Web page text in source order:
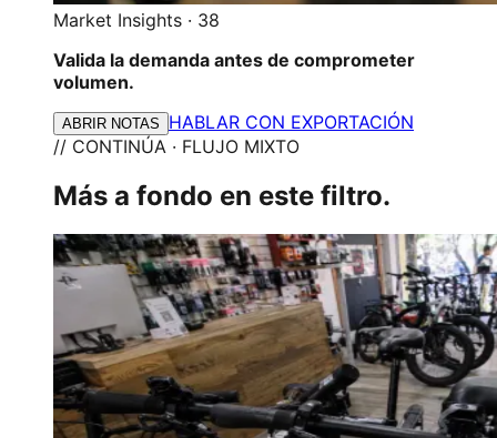
Market Insights · 38
Valida la demanda antes de comprometer
volumen.
ABRIR NOTAS
HABLAR CON EXPORTACIÓN
// CONTINÚA · FLUJO MIXTO
Más a fondo en este filtro.